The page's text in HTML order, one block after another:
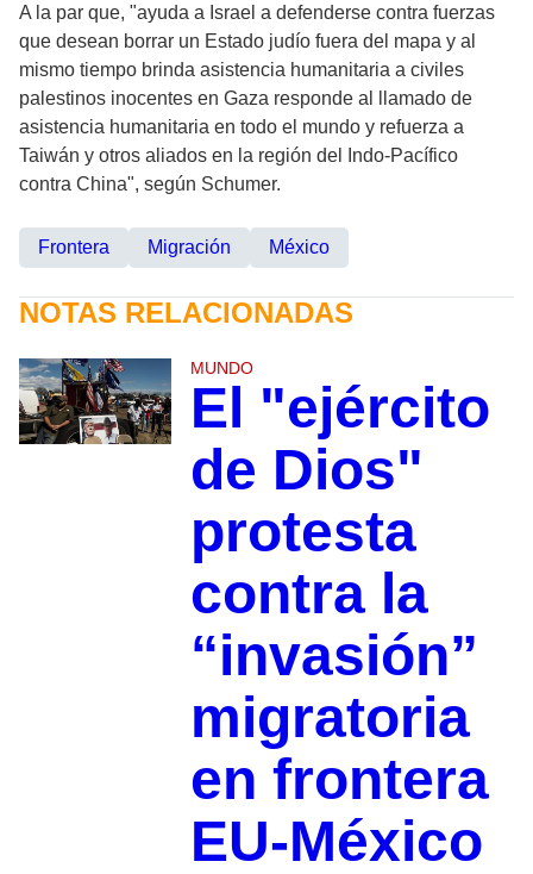
A la par que, "ayuda a Israel a defenderse contra fuerzas
que desean borrar un Estado judío fuera del mapa y al
mismo tiempo brinda asistencia humanitaria a civiles
palestinos inocentes en Gaza responde al llamado de
asistencia humanitaria en todo el mundo y refuerza a
Taiwán y otros aliados en la región del Indo-Pacífico
contra China", según Schumer.
Frontera Migración México
NOTAS RELACIONADAS
MUNDO
El "ejército
de Dios"
protesta
contra la
“invasión”
migratoria
en frontera
EU-México